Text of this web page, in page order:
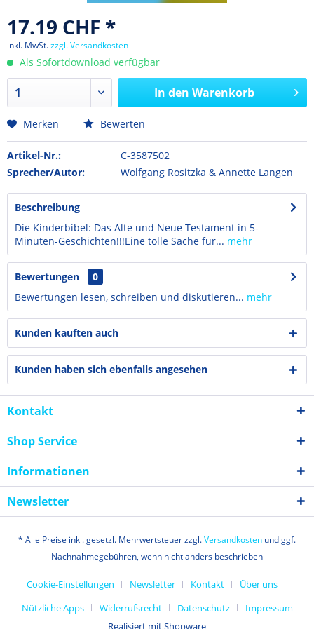
17.19 CHF *
inkl. MwSt.zzgl. Versandkosten
Als Sofortdownload verfügbar
In den Warenkorb
Merken Bewerten
Artikel-Nr.:
C-3587502
Sprecher/Autor:
Wolfgang Rositzka & Annette Langen
Beschreibung
Die Kinderbibel: Das Alte und Neue Testament in 5-
Minuten-Geschichten!!!Eine tolle Sache für... mehr
Bewertungen
0
Bewertungen lesen, schreiben und diskutieren... mehr
Kunden kauften auch
Kunden haben sich ebenfalls angesehen
Kontakt
Shop Service
Informationen
Newsletter
* Alle Preise inkl. gesetzl. Mehrwertsteuer zzgl.Versandkosten und ggf.
Nachnahmegebühren, wenn nicht anders beschrieben
Cookie-Einstellungen Newsletter Kontakt
Über uns
Nützliche Apps
Widerrufsrecht Datenschutz
Impressum
Realisiert mit Shopware